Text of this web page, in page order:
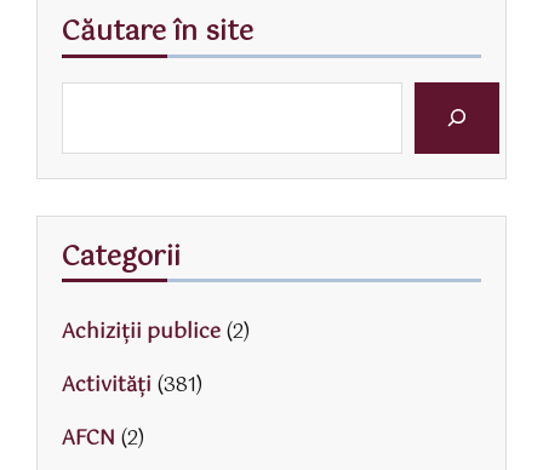
Căutare în site
Categorii
Achiziții publice(2)
Activităţi (381)
AFCN (2)